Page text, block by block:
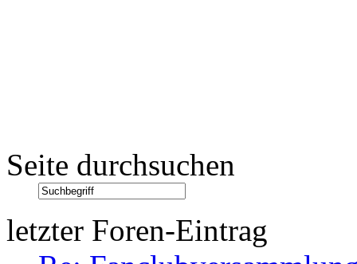
Seite durchsuchen
letzter Foren-Eintrag